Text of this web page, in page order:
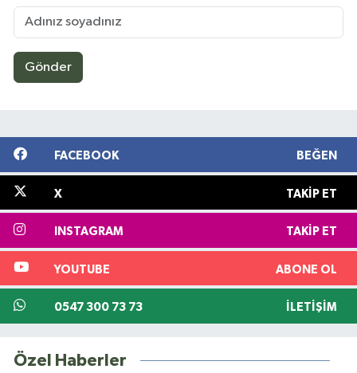
Gönder
FACEBOOK BEĞEN
X TAKIP ET
INSTAGRAM TAKIP ET
YOUTUBE ABONE OL
0547 300 73 73 İLETIŞIM
Özel Haberler